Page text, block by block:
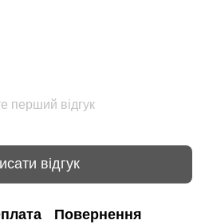
перший відгук
відгук
Повернення